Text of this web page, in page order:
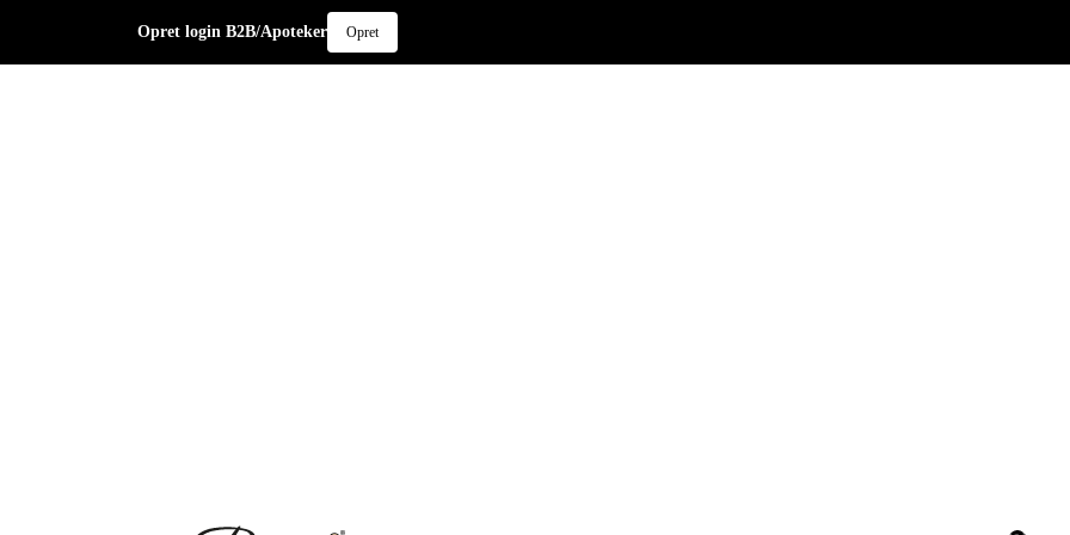
Opret login B2B/Apoteker Opret